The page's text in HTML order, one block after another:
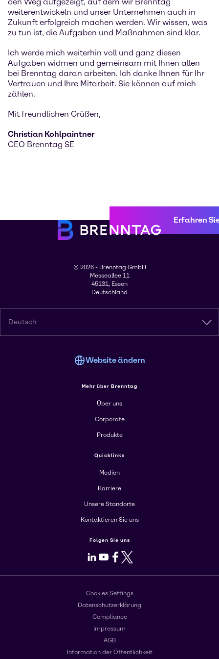
weiterentwickeln und unser Unternehmen auch in
Zukunft erfolgreich machen werden. Wir wissen, was
zu tun ist, die Aufgaben und Maßnahmen sind klar.
Ich werde mich weiterhin voll und ganz diesen
Aufgaben widmen und gemeinsam mit Ihnen allen
bei Brenntag daran arbeiten. Ich danke Ihnen für Ihr
Vertrauen und Ihre Mitarbeit. Sie können auf mich
zählen.
Mit freundlichen Grüßen,
Christian Kohlpaintner
CEO Brenntag SE
Erfahren
© 2026 - Brenntag GmbH
Messeallee 11
45131, Essen
Deutschland
Deutsch
Website ändern
Mehr über Brenntag
Über uns
Corporate
Produkte
Quicklinks
Medien
Karriere
Unsere Standorte
Kontaktieren Sie uns
Folgen Sie uns
LinkedIn
Youtube
Facebook
X
Cookies Settings
Datenschutzerklärung
Compliance
Impressum
AGB
Information der Öffentlichkeit